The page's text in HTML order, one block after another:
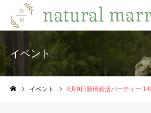
イベント
イベント 8月9日新橋婚活パーティー